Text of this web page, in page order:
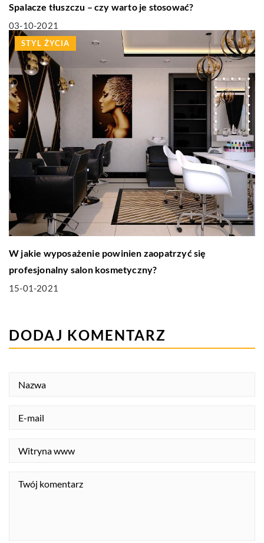
Spalacze tłuszczu – czy warto je stosować?
03-10-2021
STYL ŻYCIA
W jakie wyposażenie powinien zaopatrzyć się
profesjonalny salon kosmetyczny?
15-01-2021
DODAJ KOMENTARZ